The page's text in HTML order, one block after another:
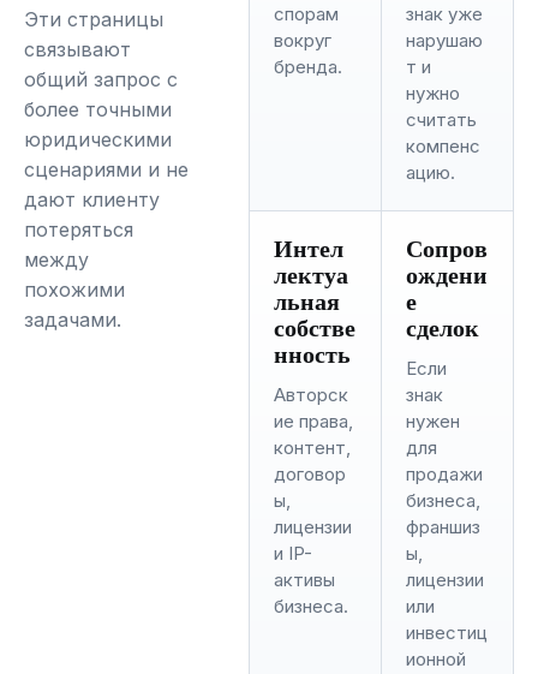
Эти страницы
связывают
общий запрос с
более точными
юридическими
сценариями и не
дают клиенту
потеряться
между
похожими
задачами.
спорам
вокруг
бренда.
знак уже
нарушаю
т и
нужно
считать
компенс
ацию.
Интел
лектуа
льная
собстве
нность
Авторск
ие права,
контент,
договор
ы,
лицензии
и IP-
активы
бизнеса.
Сопров
ождени
е
сделок
Если
знак
нужен
для
продажи
бизнеса,
франшиз
ы,
лицензии
или
инвестиц
ионной